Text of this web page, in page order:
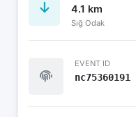
4.1 km
Sığ Odak
EVENT ID
nc75360191